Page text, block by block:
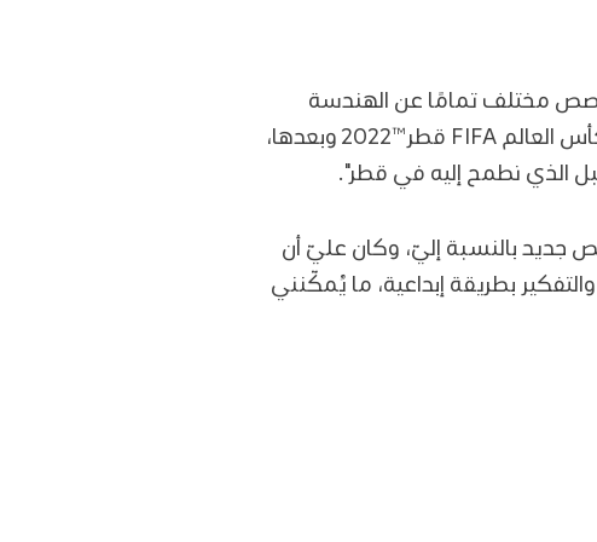
مختلف تمامًا عن الهندسة
البيئية المستدامة. لكنّ رؤية قطر الوطنية 2030 والإنجازات التي تحققت قبل بطولة كأس العالم FIFA قطر™2022 وبعدها،
الذي نطمح إليه في قطر".
جديد بالنسبة إليّ، وكان عليّ أن
بطريقة إبداعية، ما يُمكّنني